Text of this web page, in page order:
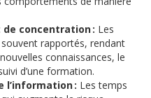
concentration : Les
rapportés, rendant
connaissances, le
d’une formation.
l’information : Les temps